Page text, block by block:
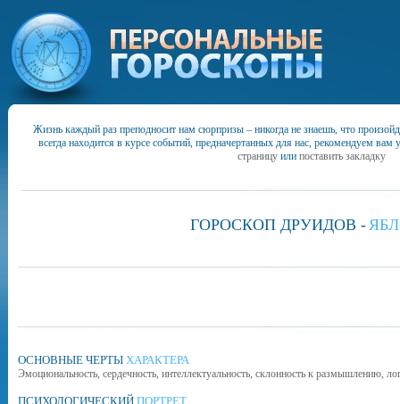
Жизнь каждый раз преподносит нам сюрпризы – никогда не знаешь, что
всегда находится в курсе событий, предначертанных для нас, рекомендуем вам
страницу или поставить закладку
ГОРОСКОП ДРУИДОВ -
ОСНОВНЫЕ ЧЕРТЫ ХАРАКТЕРА
Эмоциональность, сердечность, интеллектуальность, склонность к размышлению,
ПСИХОЛОГИЧЕСКИЙ ПОРТРЕТ